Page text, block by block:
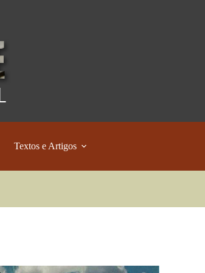
Textos e Artigos